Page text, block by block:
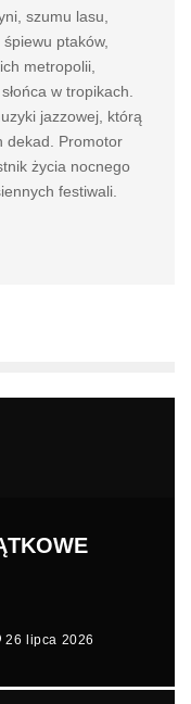
szumu lasu,
ptaków,
metropolii,
w tropikach.
jazzowej, którą
dekad. Promotor
życia nocnego
festiwali.
26 lipca 2026